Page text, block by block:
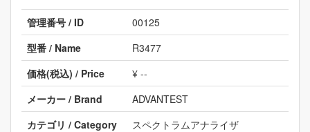
管理番号 / ID
00125
型番 / Name
R3477
価格(税込) / Price
¥ --
メーカー / Brand
ADVANTEST
カテゴリ / Category
スペクトラムアナライザ